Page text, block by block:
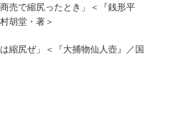
売で縮尻ったとき」＜『銭形平
胡堂・著＞
縮尻ぜ」＜『大捕物仙人壺』／国